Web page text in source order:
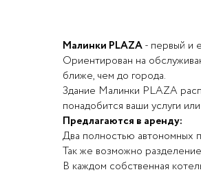
Малинки PLAZA- первый и
Ориентирован на
ближе, чем до города.
Здание Малинки PLAZA
понадобится ваши услуги
Предлагаются в аренду:
Два полностью автономных
Так же возможно
В каждом собственная